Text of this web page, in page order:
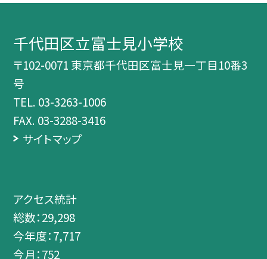
千代田区立富士見小学校
〒102-0071 東京都千代田区富士見一丁目10番3
号
TEL. 03-3263-1006
FAX. 03-3288-3416
サイトマップ
アクセス統計
総数：29,298
今年度：7,717
今月：752